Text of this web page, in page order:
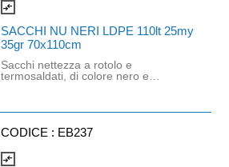
compare_arrows
SACCHI NU NERI LDPE 110lt 25my
35gr 70x110cm
Sacchi nettezza a rotolo e
termosaldati, di colore nero e
Capacità: 110lt. Grammatura: 35gr.
CODICE : EB237
compare_arrows